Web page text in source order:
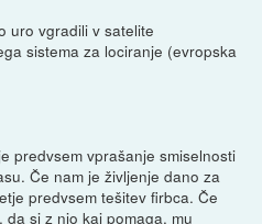
uro vgradili v satelite
sistema za lociranje (evropska
predvsem vprašanje smiselnosti
Če nam je življenje dano za
predvsem tešitev firbca. Če
si z njo kaj pomaga, mu